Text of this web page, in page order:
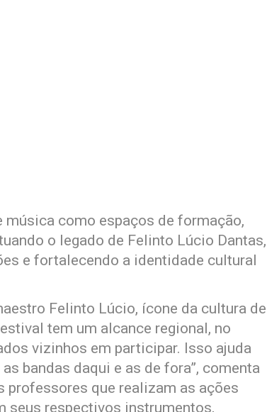
música como espaços de formação,
o legado de Felinto Lúcio Dantas,
e fortalecendo a identidade cultural
Felinto Lúcio, ícone da cultura de
tem um alcance regional, no
vizinhos em participar. Isso ajuda
bandas daqui e as de fora”, comenta
professores que realizam as ações
seus respectivos instrumentos,